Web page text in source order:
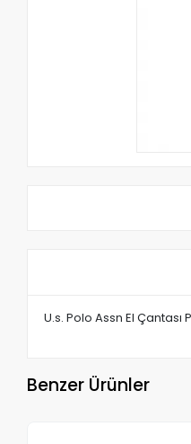
U.s. Polo Assn El Çantası
Benzer Ürünler